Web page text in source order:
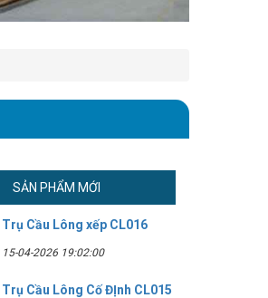
SẢN PHẨM MỚI
Trụ Cầu Lông xếp CL016
15-04-2026 19:02:00
Trụ Cầu Lông Cố ĐỊnh CL015